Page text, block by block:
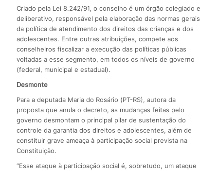
Criado pela Lei 8.242/91, o conselho é um órgão colegiado e
deliberativo, responsável pela elaboração das normas gerais
da política de atendimento dos direitos das crianças e dos
adolescentes. Entre outras atribuições, compete aos
conselheiros fiscalizar a execução das políticas públicas
voltadas a esse segmento, em todos os níveis de governo
(federal, municipal e estadual).
Desmonte
Para a deputada Maria do Rosário (PT-RS), autora da
proposta que anula o decreto, as mudanças feitas pelo
governo desmontam o principal pilar de sustentação do
controle da garantia dos direitos e adolescentes, além de
constituir grave ameaça à participação social prevista na
Constituição.
“Esse ataque à participação social é, sobretudo, um ataque